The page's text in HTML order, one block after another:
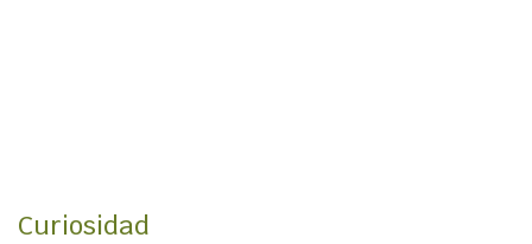
Curiosidad